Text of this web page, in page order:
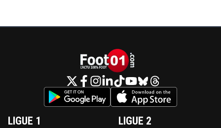
LIGUE 1 LIGUE 2